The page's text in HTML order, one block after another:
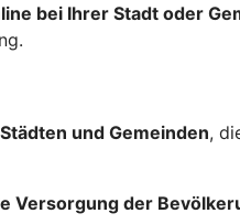
bei Ihrer Stadt oder
und Gemeinden,
Versorgung der